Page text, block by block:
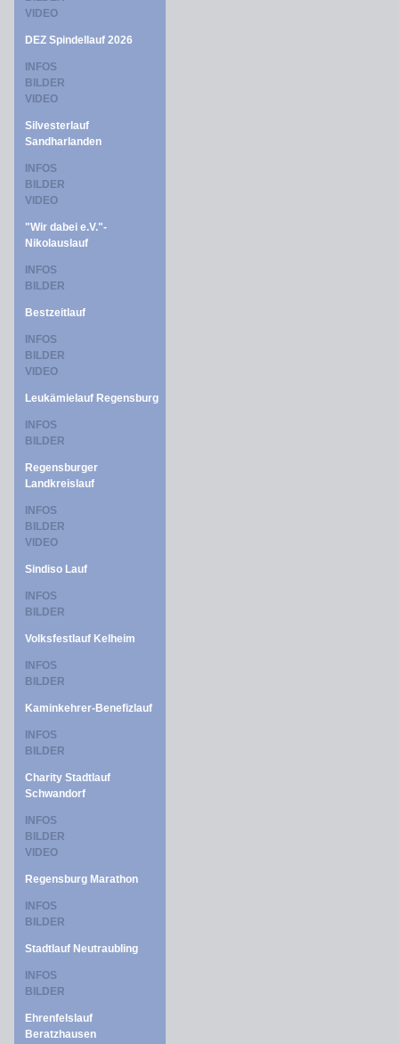
VIDEO
DEZ Spindellauf 2026
INFOS
BILDER
VIDEO
Silvesterlauf
Sandharlanden
INFOS
BILDER
VIDEO
"Wir dabei e.V."-
Nikolauslauf
INFOS
BILDER
Bestzeitlauf
INFOS
BILDER
VIDEO
Leukämielauf Regensburg
INFOS
BILDER
Regensburger
Landkreislauf
INFOS
BILDER
VIDEO
Sindiso Lauf
INFOS
BILDER
Volksfestlauf Kelheim
INFOS
BILDER
Kaminkehrer-Benefizlauf
INFOS
BILDER
Charity Stadtlauf
Schwandorf
INFOS
BILDER
VIDEO
Regensburg Marathon
INFOS
BILDER
Stadtlauf Neutraubling
INFOS
BILDER
Ehrenfelslauf
Beratzhausen